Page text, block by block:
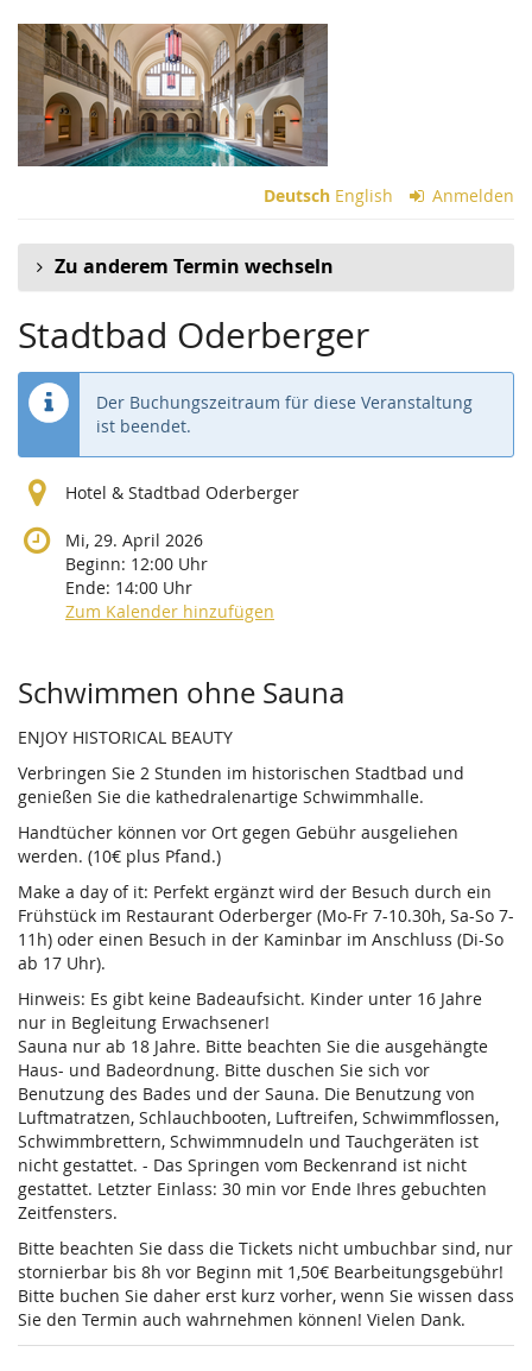
Zum
Haupt-
Inhalt
springen
Deutsch English Anmelden
Zu anderem Termin wechseln
Stadtbad Oderberger
Der Buchungszeitraum für diese Veranstaltung
ist beendet.
Hotel & Stadtbad Oderberger
Mi, 29. April 2026
Beginn: 12:00 Uhr
Ende: 14:00 Uhr
Zum Kalender hinzufügen
Produkte
Schwimmen ohne Sauna
ENJOY HISTORICAL BEAUTY
Verbringen Sie 2 Stunden im historischen Stadtbad und
genießen Sie die kathedralenartige Schwimmhalle.
Handtücher können vor Ort gegen Gebühr ausgeliehen
werden. (10€ plus Pfand.)
Make a day of it: Perfekt ergänzt wird der Besuch durch ein
Frühstück im Restaurant Oderberger (Mo-Fr 7-10.30h, Sa-So 7-
11h) oder einen Besuch in der Kaminbar im Anschluss (Di-So
ab 17 Uhr).
Hinweis: Es gibt keine Badeaufsicht. Kinder unter 16 Jahre
nur in Begleitung Erwachsener!
Sauna nur ab 18 Jahre. Bitte beachten Sie die ausgehängte
Haus- und Badeordnung. Bitte duschen Sie sich vor
Benutzung des Bades und der Sauna. Die Benutzung von
Luftmatratzen, Schlauchbooten, Luftreifen, Schwimmflossen,
Schwimmbrettern, Schwimmnudeln und Tauchgeräten ist
nicht gestattet. - Das Springen vom Beckenrand ist nicht
gestattet. Letzter Einlass: 30 min vor Ende Ihres gebuchten
Zeitfensters.
Bitte beachten Sie dass die Tickets nicht umbuchbar sind, nur
stornierbar bis 8h vor Beginn mit 1,50€ Bearbeitungsgebühr!
Bitte buchen Sie daher erst kurz vorher, wenn Sie wissen dass
Sie den Termin auch wahrnehmen können! Vielen Dank.